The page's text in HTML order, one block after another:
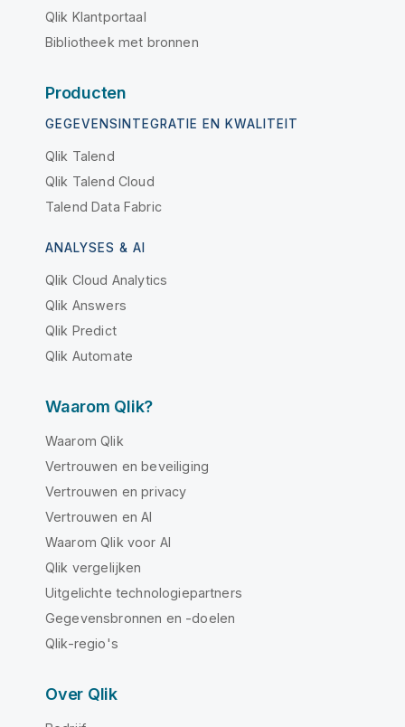
Qlik Klantportaal
Bibliotheek met bronnen
Producten
GEGEVENSINTEGRATIE EN KWALITEIT
Qlik Talend
Qlik Talend Cloud
Talend Data Fabric
ANALYSES & AI
Qlik Cloud Analytics
Qlik Answers
Qlik Predict
Qlik Automate
Waarom Qlik?
Waarom Qlik
Vertrouwen en beveiliging
Vertrouwen en privacy
Vertrouwen en AI
Waarom Qlik voor AI
Qlik vergelijken
Uitgelichte technologiepartners
Gegevensbronnen en -doelen
Qlik-regio's
Over Qlik